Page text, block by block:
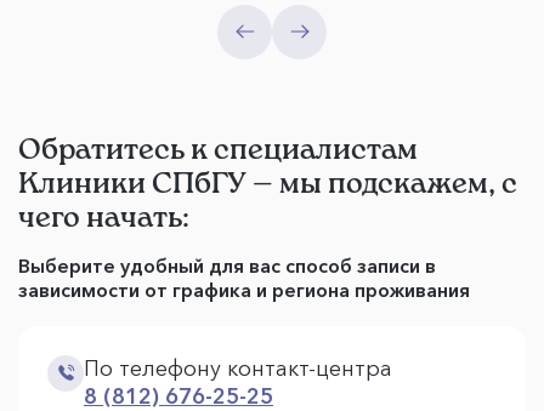
Обратитесь к специалистам
Клиники СПбГУ — мы подскажем, с
чего начать:
Выберите удобный для вас способ записи в
зависимости от графика и региона проживания
По телефону контакт-центра
8 (812) 676-25-25